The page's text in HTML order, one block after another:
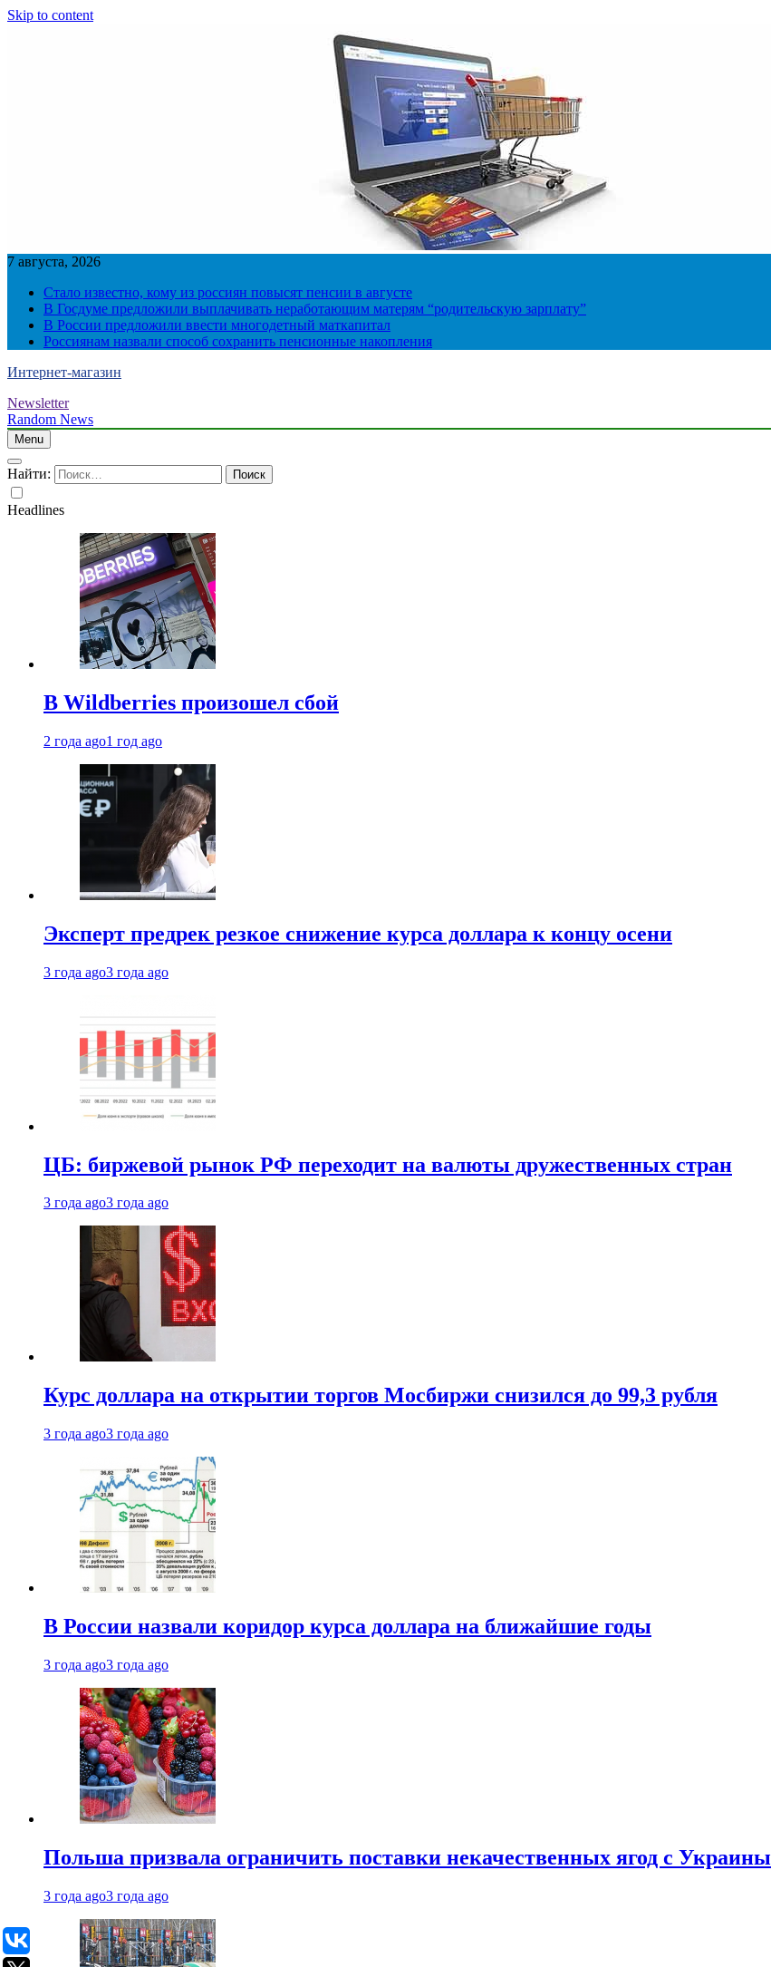
Skip to content
7 августа, 2026
Стало известно, кому из россиян повысят пенсии в августе
В Госдуме предложили выплачивать неработающим матерям “родительскую зарплату”
В России предложили ввести многодетный маткапитал
Россиянам назвали способ сохранить пенсионные накопления
Интернет-магазин
Newsletter
Random News
Menu
Найти:
Headlines
В Wildberries произошел сбой
2 года ago1 год ago
Эксперт предрек резкое снижение курса доллара к концу осени
3 года ago3 года ago
ЦБ: биржевой рынок РФ переходит на валюты дружественных стран
3 года ago3 года ago
Курс доллара на открытии торгов Мосбиржи снизился до 99,3 рубля
3 года ago3 года ago
В России назвали коридор курса доллара на ближайшие годы
3 года ago3 года ago
Польша призвала ограничить поставки некачественных ягод с Украины
3 года ago3 года ago